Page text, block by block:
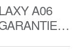
A06
2